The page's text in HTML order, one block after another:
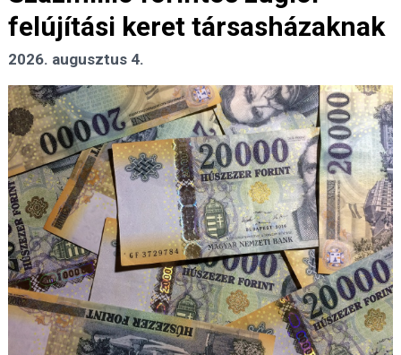
felújítási keret társasházaknak
2026. augusztus 4.